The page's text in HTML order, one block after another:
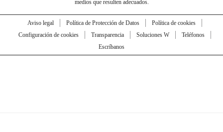
medios que resulten adecuados.
Aviso legal Política de Protección de Datos
Política de cookies
Configuración de cookies
Transparencia Soluciones W
Teléfonos
Escríbanos